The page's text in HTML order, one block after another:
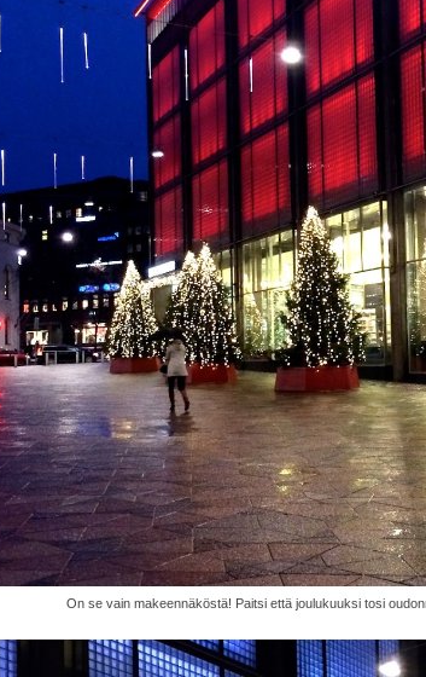
On se vain makeennäköstä! Paitsi että joulukuuksi tosi